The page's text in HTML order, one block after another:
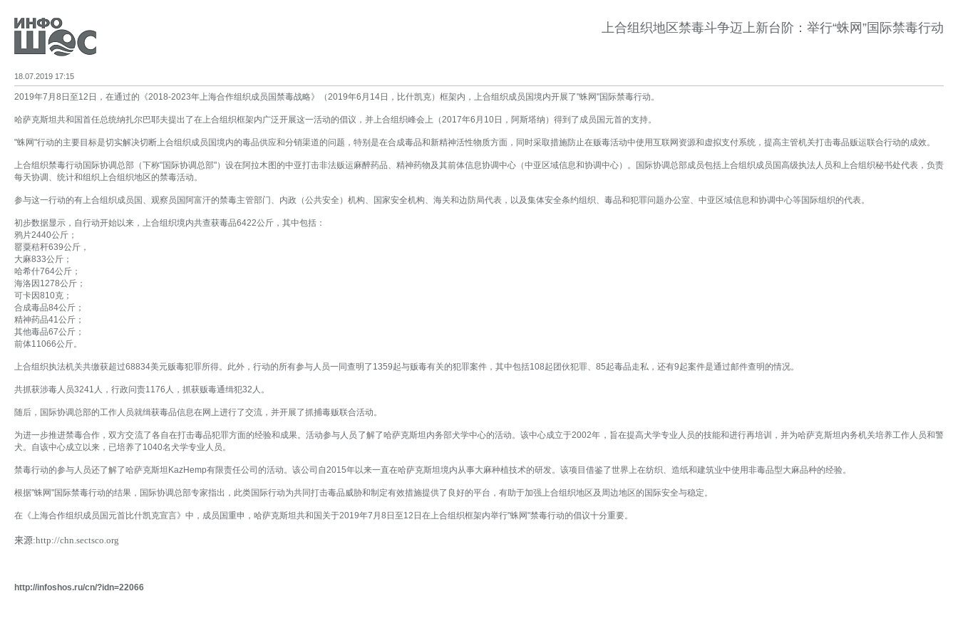
上合组织地区禁毒斗争迈上新台阶：举行“蛛网”国际禁毒行动
18.07.2019 17:15
2019年7月8日至12日，在通过的《2018-2023年上海合作组织成员国禁毒战略》（2019年6月14日，比什凯克）框架内，上合组织成员国境内开展了"蛛网"国际禁毒行动。
哈萨克斯坦共和国首任总统纳扎尔巴耶夫提出了在上合组织框架内广泛开展这一活动的倡议，并上合组织峰会上（2017年6月10日，阿斯塔纳）得到了成员国元首的支持。
"蛛网"行动的主要目标是切实解决切断上合组织成员国境内的毒品供应和分销渠道的问题，特别是在合成毒品和新精神活性物质方面，同时采取措施防止在贩毒活动中使用互联网资源和虚拟支付系统，提高主管机关打击毒品贩运联合行动的成效。
上合组织禁毒行动国际协调总部（下称"国际协调总部"）设在阿拉木图的中亚打击非法贩运麻醉药品、精神药物及其前体信息协调中心（中亚区域信息和协调中心）。国际协调总部成员包括上合组织成员国高级执法人员和上合组织秘书处代表，负责
每天协调、统计和组织上合组织地区的禁毒活动。
参与这一行动的有上合组织成员国、观察员国阿富汗的禁毒主管部门、内政（公共安全）机构、国家安全机构、海关和边防局代表，以及集体安全条约组织、毒品和犯罪问题办公室、中亚区域信息和协调中心等国际组织的代表。
初步数据显示，自行动开始以来，上合组织境内共查获毒品6422公斤，其中包括：
鸦片2440公斤；
罂粟秸秆639公斤，
大麻833公斤；
哈希什764公斤；
海洛因1278公斤；
可卡因810克；
合成毒品84公斤；
精神药品41公斤；
其他毒品67公斤；
前体11066公斤。
上合组织执法机关共缴获超过68834美元贩毒犯罪所得。此外，行动的所有参与人员一同查明了1359起与贩毒有关的犯罪案件，其中包括108起团伙犯罪、85起毒品走私，还有9起案件是通过邮件查明的情况。
共抓获涉毒人员3241人，行政问责1176人，抓获贩毒通缉犯32人。
随后，国际协调总部的工作人员就缉获毒品信息在网上进行了交流，并开展了抓捕毒贩联合活动。
为进一步推进禁毒合作，双方交流了各自在打击毒品犯罪方面的经验和成果。活动参与人员了解了哈萨克斯坦内务部犬学中心的活动。该中心成立于2002年，旨在提高犬学专业人员的技能和进行再培训，并为哈萨克斯坦内务机关培养工作人员和警
犬。自该中心成立以来，已培养了1040名犬学专业人员。
禁毒行动的参与人员还了解了哈萨克斯坦KazHemp有限责任公司的活动。该公司自2015年以来一直在哈萨克斯坦境内从事大麻种植技术的研发。该项目借鉴了世界上在纺织、造纸和建筑业中使用非毒品型大麻品种的经验。
根据"蛛网"国际禁毒行动的结果，国际协调总部专家指出，此类国际行动为共同打击毒品威胁和制定有效措施提供了良好的平台，有助于加强上合组织地区及周边地区的国际安全与稳定。
在《上海合作组织成员国元首比什凯克宣言》中，成员国重申，哈萨克斯坦共和国关于2019年7月8日至12日在上合组织框架内举行"蛛网"禁毒行动的倡议十分重要。
来源:http://chn.sectsco.org
http://infoshos.ru/cn/?idn=22066